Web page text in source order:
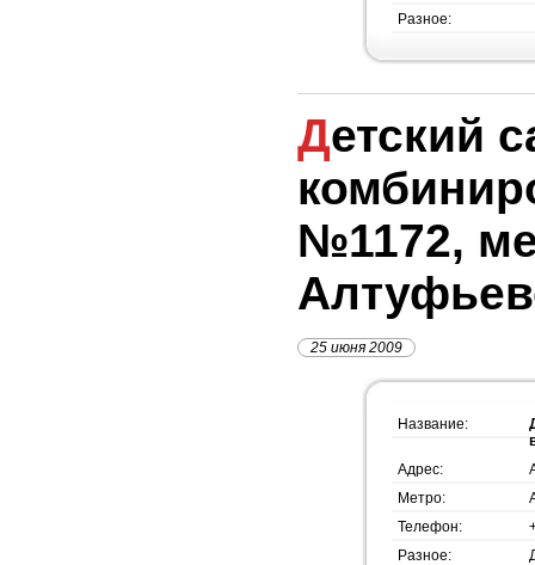
Разное:
Детский сад
№1172,
25 июня 2009
Название:
Адрес:
Метро:
Телефон:
Разное: